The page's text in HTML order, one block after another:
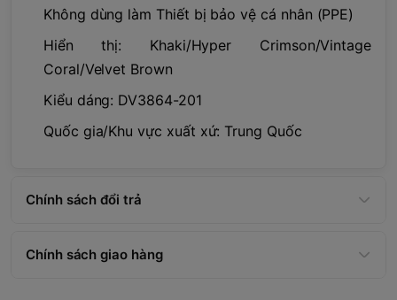
Không dùng làm Thiết bị bảo vệ cá nhân (PPE)
Hiển thị: Khaki/Hyper Crimson/Vintage
Coral/Velvet Brown
Kiểu dáng: DV3864-201
Quốc gia/Khu vực xuất xứ: Trung Quốc
Chính sách đổi trả
Chính sách giao hàng